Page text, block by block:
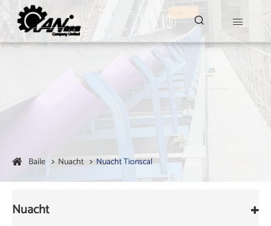
 
Baile Nuacht Nuacht Tionscal
Nuacht